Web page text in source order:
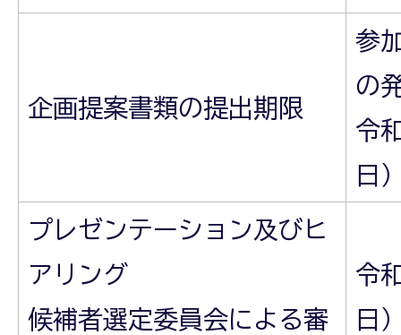
企画提案書類の提出期限
参
の
令
日
プレゼンテーション及びヒ
アリング
候補者選定委員会による審
令
日